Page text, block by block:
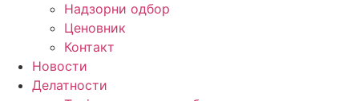
Надзорни одбор
Ценовник
Контакт
Новости
Делатности